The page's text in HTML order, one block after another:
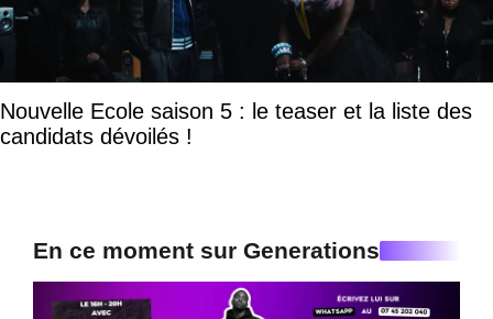
Nouvelle Ecole saison 5 : le teaser et la liste des
candidats dévoilés !
En ce moment sur Generations